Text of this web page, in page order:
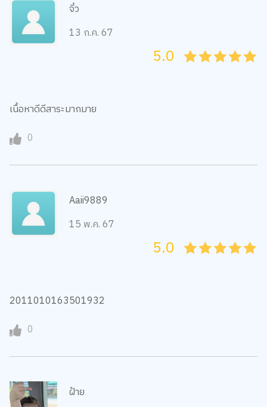
จิ๋ว
13 ก.ค. 67
45
4
35
3
25
2
15
1
05
5.0
เนื้อหาดีดีสาระมากมาย
0
Aaii9889
15 พ.ค. 67
45
4
35
3
25
2
15
1
05
5.0
2011010163501932
0
ฝ้าย